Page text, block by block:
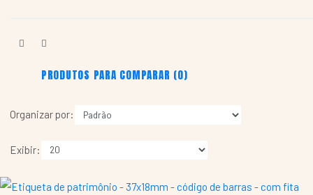
PRODUTOS PARA COMPARAR (0)
Organizar por:
Exibir: